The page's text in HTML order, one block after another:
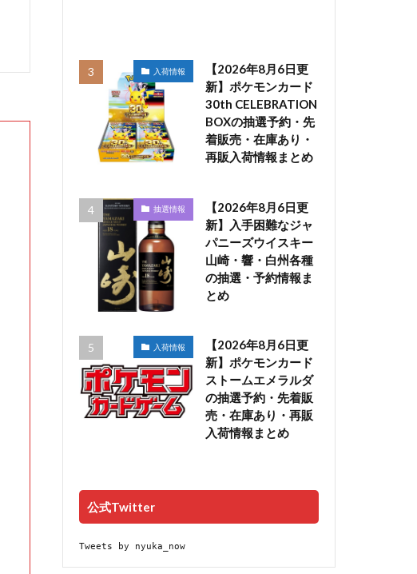
入荷情報
【2026年8月6日更
新】ポケモンカード
30th CELEBRATION
BOXの抽選予約・先
着販売・在庫あり・
再販入荷情報まとめ
抽選情報
【2026年8月6日更
新】入手困難なジャ
パニーズウイスキー
山崎・響・白州各種
の抽選・予約情報ま
とめ
入荷情報
【2026年8月6日更
新】ポケモンカード
ストームエメラルダ
の抽選予約・先着販
売・在庫あり・再販
入荷情報まとめ
公式Twitter
Tweets by nyuka_now